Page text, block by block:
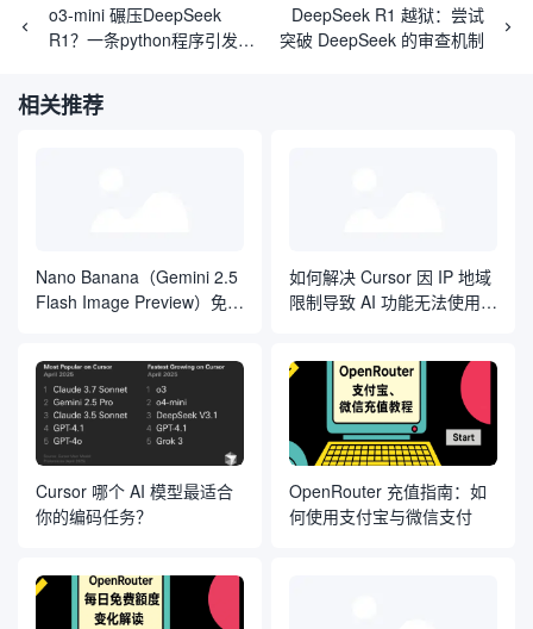
o3-mini 碾压DeepSeek
R1？一条python程序引发近
DeepSeek R1 越狱：尝试
突破 DeepSeek 的审查机制
相关推荐
Nano Banana（Gemini 2.5
Flash Image Preview）免费
如何解决 Cursor 因 IP 地域
限制导致 AI 功能无法使用的
Cursor 哪个 AI 模型最适合
你的编码任务？
OpenRouter 充值指南：如
何使用支付宝与微信支付